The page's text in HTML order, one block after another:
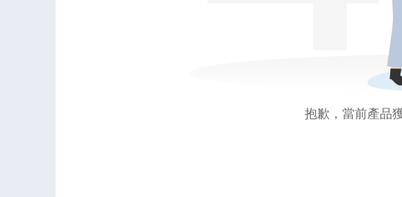
抱歉，當前產品